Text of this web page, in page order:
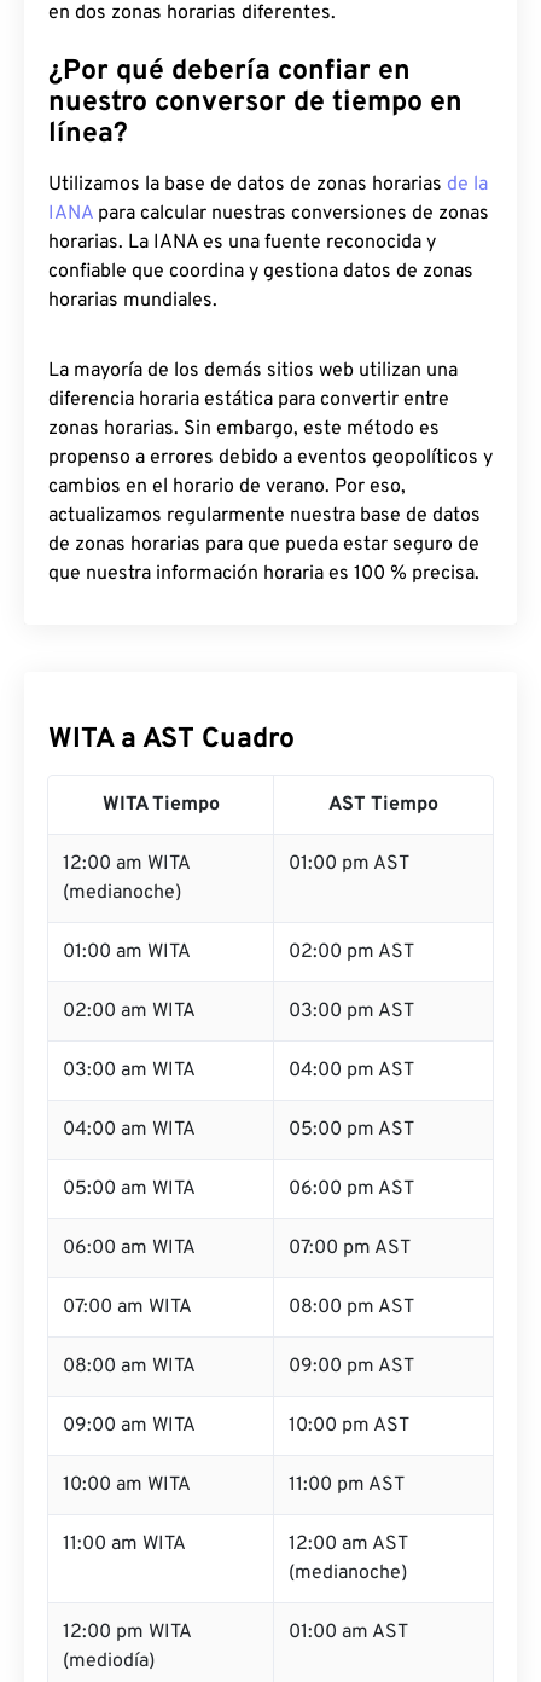
en dos zonas horarias diferentes.
¿Por qué debería confiar en
nuestro conversor de tiempo en
línea?
Utilizamos la base de datos de zonas horarias de la
IANA para calcular nuestras conversiones de zonas
horarias. La IANA es una fuente reconocida y
confiable que coordina y gestiona datos de zonas
horarias mundiales.
La mayoría de los demás sitios web utilizan una
diferencia horaria estática para convertir entre
zonas horarias. Sin embargo, este método es
propenso a errores debido a eventos geopolíticos y
cambios en el horario de verano. Por eso,
actualizamos regularmente nuestra base de datos
de zonas horarias para que pueda estar seguro de
que nuestra información horaria es 100 % precisa.
WITA a AST Cuadro
WITA Tiempo AST Tiempo
12:00 am WITA
(medianoche)
01:00 pm AST
01:00 am WITA 02:00 pm AST
02:00 am WITA 03:00 pm AST
03:00 am WITA 04:00 pm AST
04:00 am WITA 05:00 pm AST
05:00 am WITA 06:00 pm AST
06:00 am WITA 07:00 pm AST
07:00 am WITA 08:00 pm AST
08:00 am WITA 09:00 pm AST
09:00 am WITA 10:00 pm AST
10:00 am WITA 11:00 pm AST
11:00 am WITA
12:00 am AST
(medianoche)
12:00 pm WITA
(mediodía)
01:00 am AST